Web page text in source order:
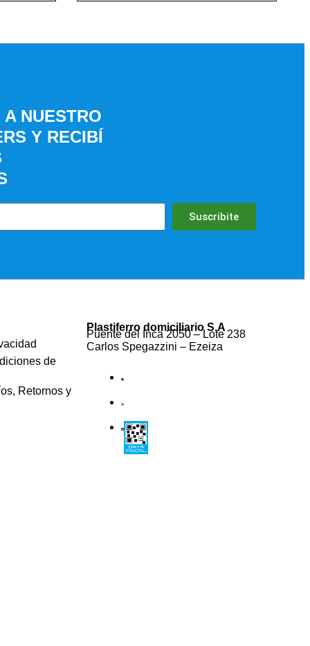
NUESTRO
Y RECIBÍ
Suscribite
de
Retornos y
Plastiferro domiciliario S.A
Puente del Inca 2050 – Lote 238
Carlos Spegazzini – Ezeiza